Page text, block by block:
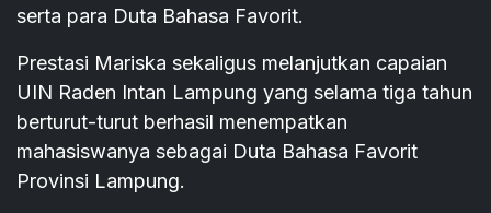
serta para Duta Bahasa Favorit.
Prestasi Mariska sekaligus melanjutkan capaian
UIN Raden Intan Lampung yang selama tiga tahun
berturut-turut berhasil menempatkan
mahasiswanya sebagai Duta Bahasa Favorit
Provinsi Lampung.